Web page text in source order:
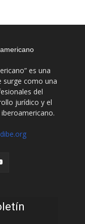
es una
surge como una
del
jurídico y el